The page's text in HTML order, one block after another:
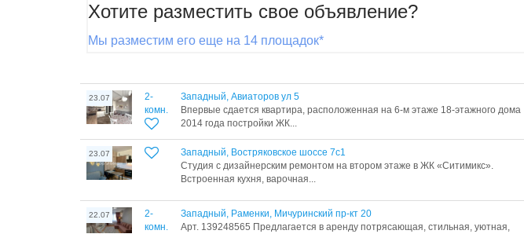
Хотите разместить свое объявление?
Мы разместим его еще на 14 площадок*
23.07
2-
комн.
Западный, Авиаторов ул 5
Впервые сдается квартира, расположенная на 6-м этаже 18-этажного дома
2014 года постройки ЖК...
23.07
Западный, Востряковское шоссе 7с1
Студия с дизайнерским ремонтом на втором этаже в ЖК «Ситимикс».
Встроенная кухня, варочная...
22.07
2-
комн.
Западный, Раменки, Мичуринский пр-кт 20
Арт. 139248565 Предлагается в аренду потрясающая, стильная, уютная,